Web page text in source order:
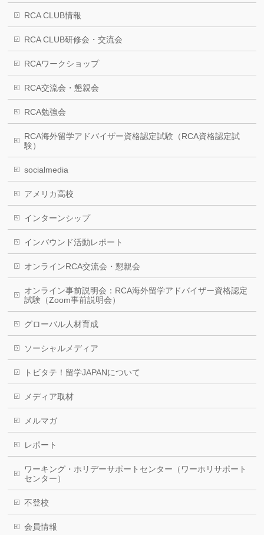
RCA CLUB情報
RCA CLUB研修会・交流会
RCAワークショップ
RCA交流会・懇親会
RCA勉強会
RCA海外留学アドバイザー資格認定試験（RCA資格認定試
験）
socialmedia
アメリカ高校
インターンシップ
インバウンド活動レポート
オンラインRCA交流会・懇親会
オンライン事前説明会：RCA海外留学アドバイザー資格認定
試験（Zoom事前説明会）
グローバル人材育成
ソーシャルメディア
トビタテ！留学JAPANについて
メディア取材
メルマガ
レポート
ワーキング・ホリデーサポートセンター（ワーホリサポート
センター）
不登校
会員情報